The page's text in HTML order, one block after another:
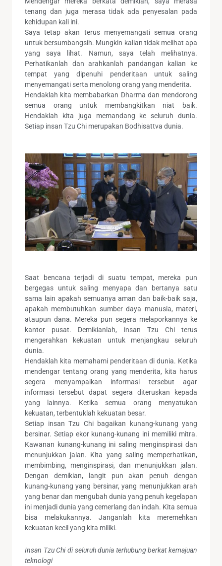
tenang dan juga merasa tidak ada penyesalan pada
kehidupan kali ini.
Saya tetap akan terus menyemangati semua orang
untuk bersumbangsih. Mungkin kalian tidak melihat apa
yang saya lihat. Namun, saya telah melihatnya.
Perhatikanlah dan arahkanlah pandangan kalian ke
tempat yang dipenuhi penderitaan untuk saling
menyemangati serta menolong orang yang menderita.
Hendaklah kita membabarkan Dharma dan mendorong
semua orang untuk membangkitkan niat baik.
Hendaklah kita juga memandang ke seluruh dunia.
Setiap insan Tzu Chi merupakan Bodhisattva dunia.
Saat bencana terjadi di suatu tempat, mereka pun
bergegas untuk saling menyapa dan bertanya satu
sama lain apakah semuanya aman dan baik-baik saja,
apakah membutuhkan sumber daya manusia, materi,
ataupun dana. Mereka pun segera melaporkannya ke
kantor pusat. Demikianlah, insan Tzu Chi terus
mengerahkan kekuatan untuk menjangkau seluruh
dunia.
Hendaklah kita memahami penderitaan di dunia. Ketika
mendengar tentang orang yang menderita, kita harus
segera menyampaikan informasi tersebut agar
informasi tersebut dapat segera diteruskan kepada
yang lainnya. Ketika semua orang menyatukan
kekuatan, terbentuklah kekuatan besar.
Setiap insan Tzu Chi bagaikan kunang-kunang yang
bersinar. Setiap ekor kunang-kunang ini memiliki mitra.
Kawanan kunang-kunang ini saling menginspirasi dan
menunjukkan jalan. Kita yang saling memperhatikan,
membimbing, menginspirasi, dan menunjukkan jalan.
Dengan demikian, langit pun akan penuh dengan
kunang-kunang yang bersinar, yang menunjukkan arah
yang benar dan mengubah dunia yang penuh kegelapan
ini menjadi dunia yang cemerlang dan indah. Kita semua
bisa melakukannya. Janganlah kita meremehkan
kekuatan kecil yang kita miliki.
Insan Tzu Chi di seluruh dunia terhubung berkat kemajuan
teknologi